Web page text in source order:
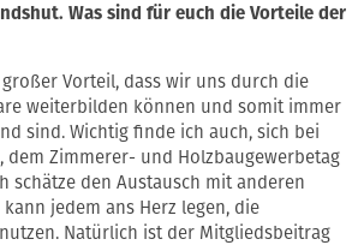
Was sind für euch die Vorteile der
Vorteil, dass wir uns durch die
weiterbilden können und somit immer
sind. Wichtig finde ich auch, sich bei
dem Zimmerer- und Holzbaugewerbetag
schätze den Austausch mit anderen
jedem ans Herz legen, die
Natürlich ist der Mitgliedsbeitrag